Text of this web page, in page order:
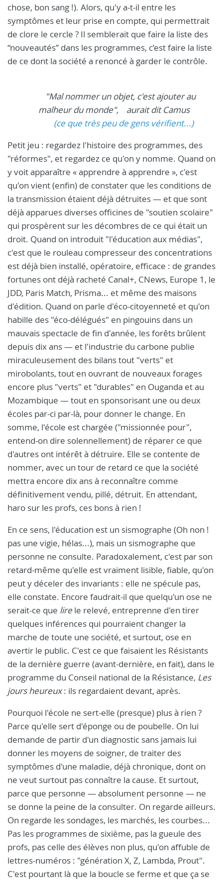
chose, bon sang !). Alors, qu'y a-t-il entre les
symptômes et leur prise en compte, qui permettrait
de clore le cercle ? Il semblerait que faire la liste des
“nouveautés” dans les programmes, c’est faire la liste
de ce dont la société a renoncé à garder le contrôle.
"Mal nommer un objet, c'est ajouter au
malheur du monde", aurait dit Camus
(ce que très peu de gens vérifient...)
Petit jeu : regardez l'histoire des programmes, des
"réformes", et regardez ce qu'on y nomme. Quand on
y voit apparaître « apprendre à apprendre », c'est
qu'on vient (enfin) de constater que les conditions de
la transmission étaient déjà détruites — et que sont
déjà apparues diverses officines de "soutien scolaire"
qui prospèrent sur les décombres de ce qui était un
droit. Quand on introduit "l'éducation aux médias",
c'est que le rouleau compresseur des concentrations
est déjà bien installé, opératoire, efficace : de grandes
fortunes ont déjà racheté Canal+, CNews, Europe 1, le
JDD, Paris Match, Prisma... et même des maisons
d'édition. Quand on parle d'éco-citoyenneté et qu'on
habille des "éco-délégués" en pingouins dans un
mauvais spectacle de fin d'année, les forêts brûlent
depuis dix ans — et l'industrie du carbone publie
miraculeusement des bilans tout "verts" et
mirobolants, tout en ouvrant de nouveaux forages
encore plus "verts" et "durables" en Ouganda et au
Mozambique — tout en sponsorisant une ou deux
écoles par-ci par-là, pour donner le change. En
somme, l'école est chargée ("missionnée pour",
entend-on dire solennellement) de réparer ce que
d'autres ont intérêt à détruire. Elle se contente de
nommer, avec un tour de retard ce que la société
mettra encore dix ans à reconnaître comme
définitivement vendu, pillé, détruit. En attendant,
haro sur les profs, ces bons à rien !
En ce sens, l'éducation est un sismographe (Oh non !
pas une vigie, hélas...), mais un sismographe que
personne ne consulte. Paradoxalement, c'est par son
retard-même qu'elle est vraiment lisible, fiable, qu'on
peut y déceler des invariants : elle ne spécule pas,
elle constate. Encore faudrait-il que quelqu'un ose ne
serait-ce que lire le relevé, entreprenne d'en tirer
quelques inférences qui pourraient changer la
marche de toute une société, et surtout, ose en
avertir le public. C'est ce que faisaient les Résistants
de la dernière guerre (avant-dernière, en fait), dans le
programme du Conseil national de la Résistance, Les
jours heureux: ils regardaient devant, après.
Pourquoi l'école ne sert-elle (presque) plus à rien ?
Parce qu'elle sert d'éponge ou de poubelle. On lui
demande de partir d'un diagnostic sans jamais lui
donner les moyens de soigner, de traiter des
symptômes d'une maladie, déjà chronique, dont on
ne veut surtout pas connaître la cause. Et surtout,
parce que personne — absolument personne — ne
se donne la peine de la consulter. On regarde ailleurs.
On regarde les sondages, les marchés, les courbes...
Pas les programmes de sixième, pas la gueule des
profs, pas celle des élèves non plus, qu'on affuble de
lettres-numéros : "génération X, Z, Lambda, Prout".
C'est pourtant là que la boucle se ferme et que ça se